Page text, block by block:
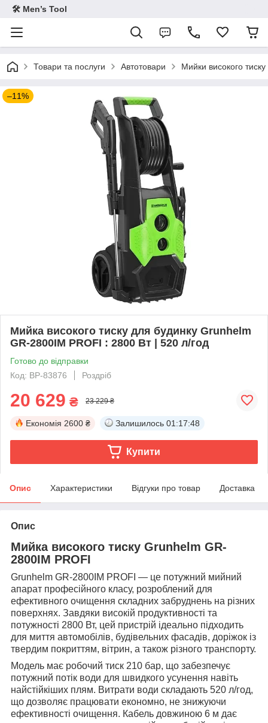
🛠 Men’s Tool
Товари та послуги Автотовари Мийки високого тиску
–11%
Мийка високого тиску для будинку Grunhelm
GR-2800IM PROFI : 2800 Вт | 520 л/год
Готово до відправки
Код: BP-83876
Роздріб
20 629 ₴ 23 229 ₴
Економія 2600 ₴ Залишилось 01:17:48
Купити
Опис Характеристики Відгуки про товар Доставка
Опис
Мийка високого тиску Grunhelm GR-
2800IM PROFI
Grunhelm GR-2800IM PROFI — це потужний мийний
апарат професійного класу, розроблений для
ефективного очищення складних забруднень на різних
поверхнях. Завдяки високій продуктивності та
потужності 2800 Вт, цей пристрій ідеально підходить
для миття автомобілів, будівельних фасадів, доріжок із
твердим покриттям, вітрин, а також різного транспорту.
Модель має робочий тиск 210 бар, що забезпечує
потужний потік води для швидкого усунення навіть
найстійкіших плям. Витрати води складають 520 л/год,
що дозволяє працювати економно, не знижуючи
ефективності очищення. Кабель довжиною 6 м дає